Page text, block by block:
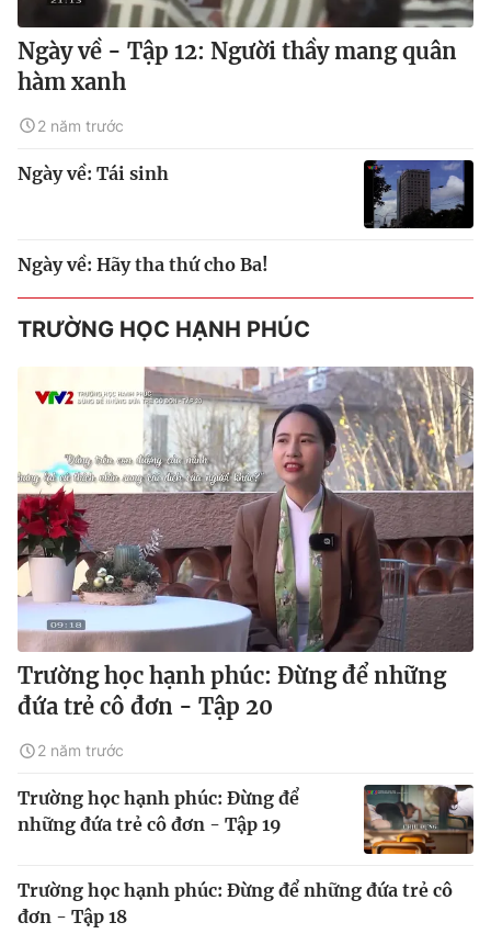
Ngày về - Tập 12: Người thầy mang quân
hàm xanh
2 năm trước
Ngày về: Tái sinh
Ngày về: Hãy tha thứ cho Ba!
TRƯỜNG HỌC HẠNH PHÚC
Trường học hạnh phúc: Đừng để những
đứa trẻ cô đơn - Tập 20
2 năm trước
Trường học hạnh phúc: Đừng để
những đứa trẻ cô đơn - Tập 19
Trường học hạnh phúc: Đừng để những đứa trẻ cô
đơn - Tập 18